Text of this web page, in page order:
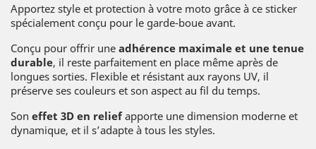
Apportez style et protection à votre moto grâce à ce sticker
spécialement conçu pour le garde-boue avant.
Conçu pour offrir une adhérence maximale et une tenue
durable, il reste parfaitement en place même après de
longues sorties. Flexible et résistant aux rayons UV, il
préserve ses couleurs et son aspect au fil du temps.
Son effet 3D en reliefapporte une dimension moderne et
dynamique, et il s’adapte à tous les styles.